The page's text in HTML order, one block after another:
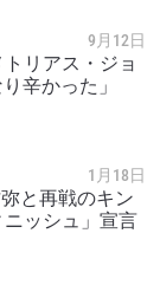
9月12日
リアス・ジョ
辛かった」
1月18日
と再戦のキン
ニッシュ」宣言
！ 最新ニ
トの最高の